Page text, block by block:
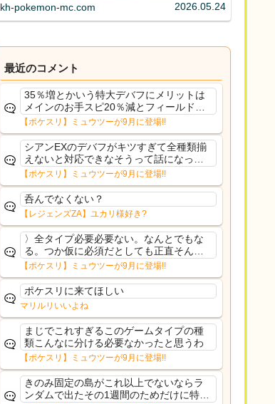
kh-pokemon-mc.com 2026.05.24
最近のコメント
35％増とかいう特大デバフにメリットは
メインのお手スピ20％減とフィールド効
果のみフェアリーノーマルとか引いたら
まともに料理も作れないし終わり控えめ
に言ってカス
【ポケスリ】ミュウツーが9月に登場!!
シアンEXのデバフがキツすぎて全種類揃
えないと対応できなそうって話になって
るわ
【ポケスリ】ミュウツーが9月に登場!!
呑んでなくない？
【レジェンズZA】ユカリ様好き?
〉全タイプ必要必要ない。なんとでもな
る。つか仮に必須だとしても正直そんな
もんに付き合う気は無い。運営は時間の
リソースを甘く見すぎなのよ。ポケスリ
やったことないやろうなと思ってる。〉
ラピスEX最短二年後...
【ポケスリ】ミュウツーが9月に登場!!
ポケスリに来てほしい
マリルリいいよね
まじでこれすぎるこのゲームタイプの種
類こんなに分ける必要なかったと思うわ
【ポケスリ】ミュウツーが9月に登場!!
きのみ固定の島がこれ以上でないならラ
ンダムで出たその1週間のためだけに特定